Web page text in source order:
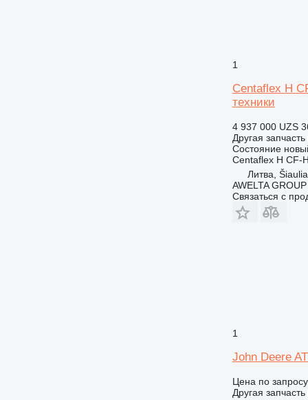
1
Centaflex H
техники
4 937 000 UZS
Другая
Состояние
Centaflex H CF-
Литва,
AWELTA
Связаться с
1
John Deere
Цена по запросу
Другая